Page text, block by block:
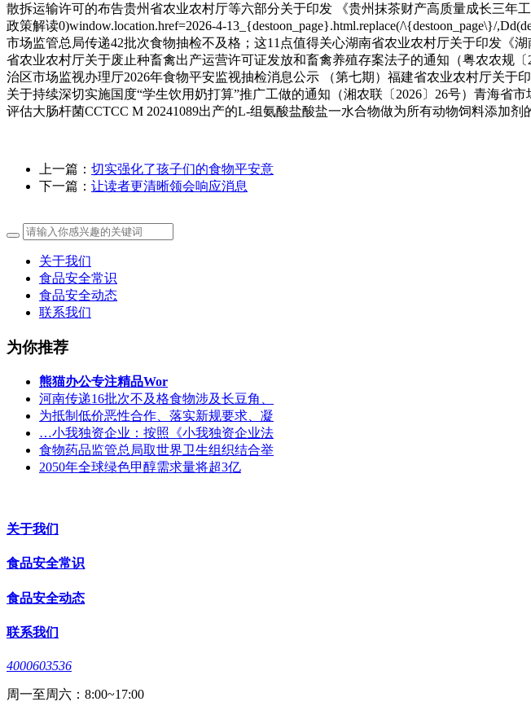
散拆运输许可的布告贵州省农业农村厅等六部分关于印发 《贵州抹茶财产高质量成长三年
政策解读0)window.location.href=2026-4-13_{destoon_page}.html.replace(/\{destoon_page\}/
市场监管总局传递42批次食物抽检不及格；这11点值得关心湖南省农业农村厅关于印发《
省农业农村厅关于废止种畜禽出产运营许可证发放和畜禽养殖存案法子的通知（粤农农规
治区市场监视办理厅2026年食物平安监视抽检消息公示 （第七期）福建省农业农村厅关
关于持续深切实施国度“学生饮用奶打算”推广工做的通知（湘农联〔2026〕26号）青海
评估大肠杆菌CCTCC M 20241089出产的L-组氨酸盐酸盐一水合物做为所有动物饲料添加剂
上一篇： 切实强化了孩子们的食物平安意
下一篇： 让读者更清晰领会响应消息
关于我们
食品安全常识
食品安全动态
联系我们
为你推荐
熊猫办公专注精品Wor
河南传递16批次不及格食物涉及长豆角、
为抵制低价恶性合作、落实新规要求、凝
…小我独资企业：按照《小我独资企业法
食物药品监管总局取世界卫生组织结合举
2050年全球绿色甲醇需求量将超3亿
关于我们
食品安全常识
食品安全动态
联系我们
4000603536
周一至周六：8:00~17:00